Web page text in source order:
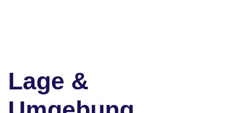
Lage &